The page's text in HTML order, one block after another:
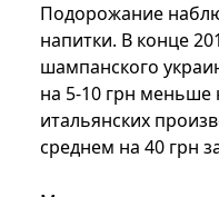
Подорожание
напитки. В конце
шампанского
на 5-10 грн
итальянских
среднем на 40 грн